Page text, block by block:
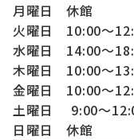
月曜日 休館
火曜日 10:00～
水曜日 14:00～
木曜日 10:00～
金曜日 10:00～
土曜日 9:00～
日曜日 休館